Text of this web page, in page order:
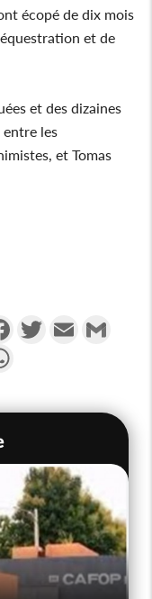
écopé de dix mois
et de
et des dizaines
entre les
et Tomas
FacebookTwitterEmail